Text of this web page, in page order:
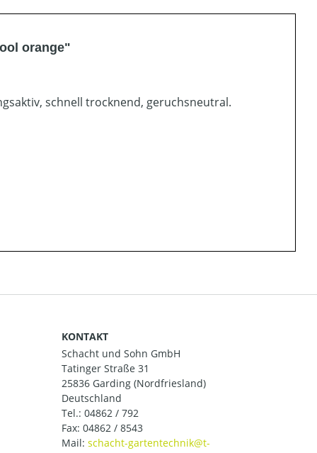
orange"
schnell trocknend, geruchsneutral.
KONTAKT
Schacht und Sohn GmbH
Tatinger Straße 31
25836 Garding (Nordfriesland)
Deutschland
Tel.: 04862 / 792
Fax: 04862 / 8543
Mail: